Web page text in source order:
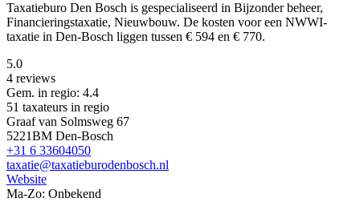
Taxatieburo Den Bosch is gespecialiseerd in Bijzonder beheer,
Financieringstaxatie, Nieuwbouw. De kosten voor een NWWI-
taxatie in Den-Bosch liggen tussen € 594 en € 770.
5.0
4 reviews
Gem. in regio: 4.4
51 taxateurs in regio
Graaf van Solmsweg 67
5221BM Den-Bosch
+31 6 33604050
taxatie@taxatieburodenbosch.nl
Website
Ma-Zo: Onbekend